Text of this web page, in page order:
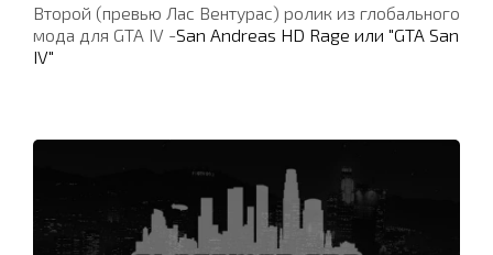
Второй (превью Лас Вентурас) ролик из глобального
мода для GTA IV -San Andreas HD Rage или "GTA San
IV"